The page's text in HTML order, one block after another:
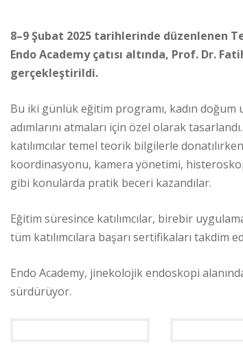
8–9 Şubat 2025 tarihlerinde düzenlenen
Endo Academy çatısı altında, Prof. Dr.
gerçekleştirildi.
Bu iki günlük eğitim programı, kadın
adımlarını atmaları için özel olarak
katılımcılar temel teorik bilgilerle
koordinasyonu, kamera yönetimi,
gibi konularda pratik beceri kazandılar.
Eğitim süresince katılımcılar, birebir
tüm katılımcılara başarı sertifikaları takdim
Endo Academy, jinekolojik endoskopi
sürdürüyor.